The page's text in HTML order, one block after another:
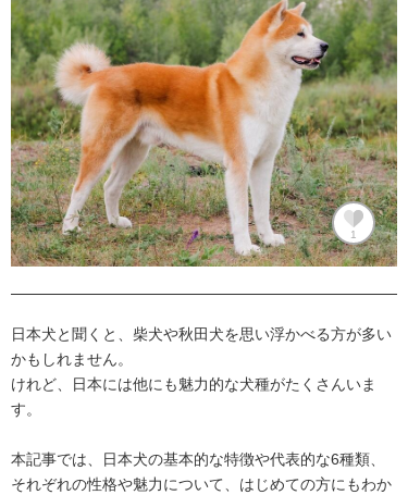
1
日本犬と聞くと、柴犬や秋田犬を思い浮かべる方が多い
かもしれません。
けれど、日本には他にも魅力的な犬種がたくさんいま
す。
本記事では、日本犬の基本的な特徴や代表的な6種類、
それぞれの性格や魅力について、はじめての方にもわか